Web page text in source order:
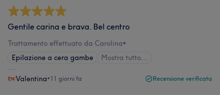
Gentile carina e brava. Bel centro
Trattamento effettuato da Carolina•
Epilazione a cera gambe
Mostra tutto…
Valentina•11 giorni fa Recensione verificata